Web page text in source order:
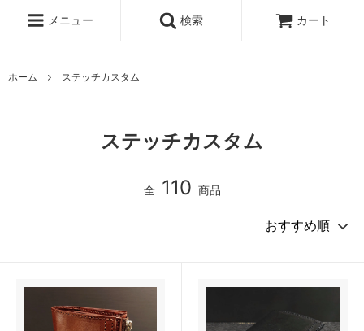
メニュー 検索 カート
ホーム ステッチカスタム
ステッチカスタム
全 110 商品